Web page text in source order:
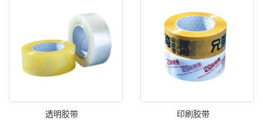
透明胶带 印刷胶带